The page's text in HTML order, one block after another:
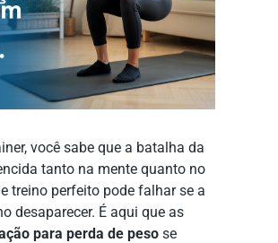
você sabe que a batalha da
tanto na mente quanto no
treino perfeito pode falhar se a
desaparecer. É aqui que as
para perda de peso se